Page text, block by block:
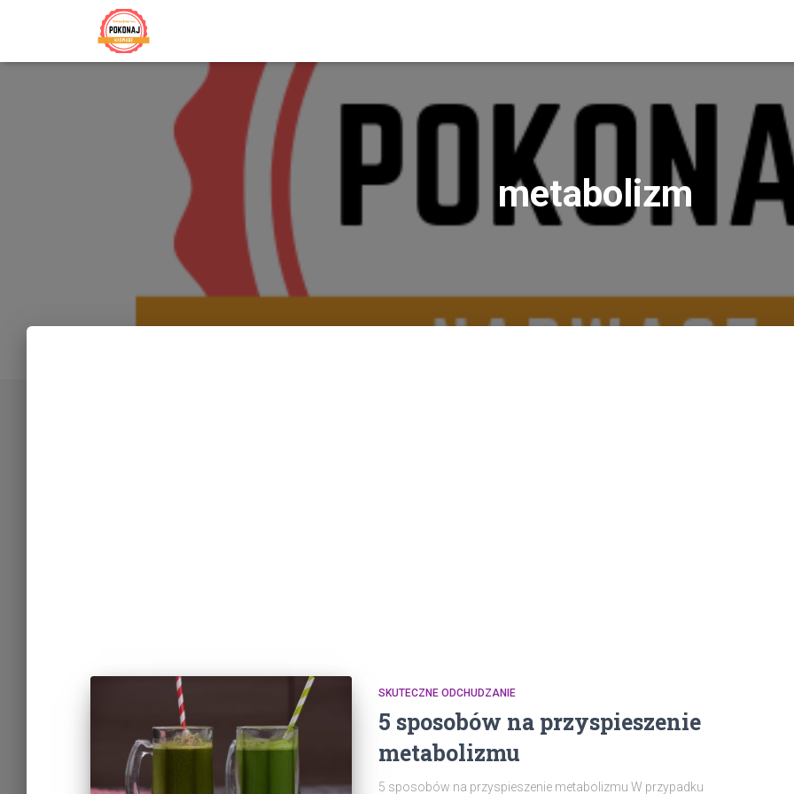
metabolizm
SKUTECZNE ODCHUDZANIE
5 sposobów na przyspieszenie
metabolizmu
5 sposobów na przyspieszenie metabolizmu W przypadku